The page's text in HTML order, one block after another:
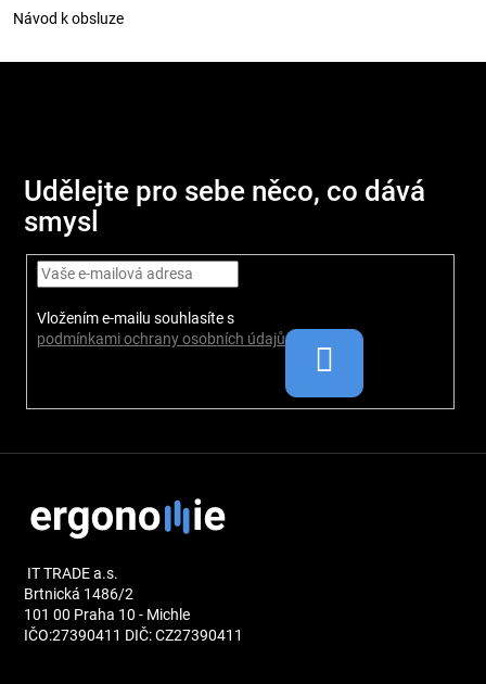
Návod k obsluze
Udělejte pro sebe něco, co dává
smysl
Vložením e-mailu souhlasíte s
podmínkami ochrany osobních údajů
IT TRADE a.s.
Brtnická 1486/2
101 00 Praha 10 - Michle
IČO:27390411 DIČ: CZ27390411